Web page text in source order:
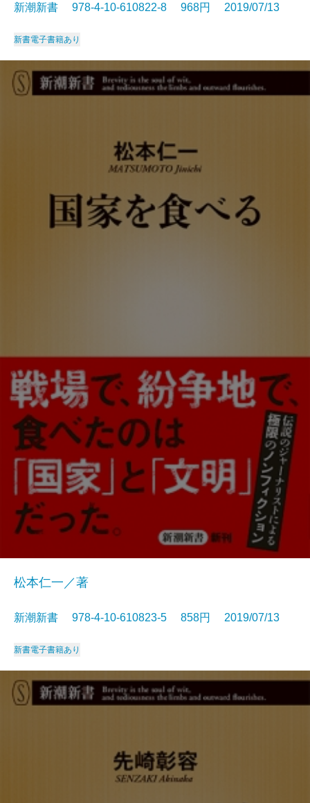
新潮新書 978-4-10-610822-8 968円 2019/07/13
新書電子書籍あり
松本仁一／著
新潮新書 978-4-10-610823-5 858円 2019/07/13
新書電子書籍あり